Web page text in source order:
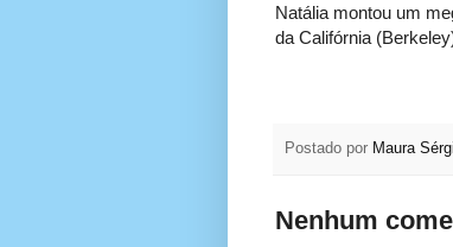
Natália montou um
da Califórnia
Postado por Maura
Nenhum